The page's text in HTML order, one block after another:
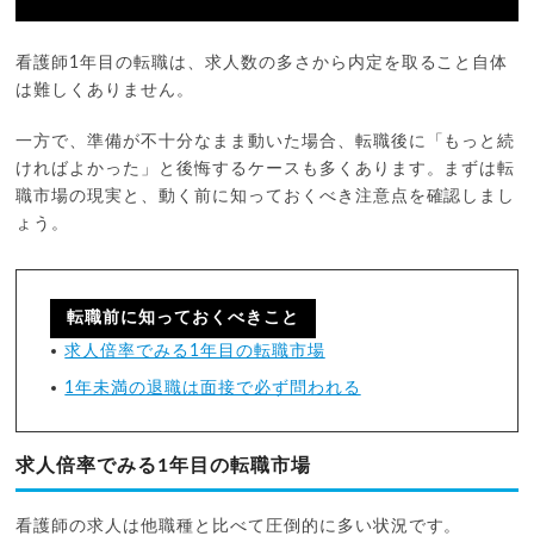
看護師1年目の転職は、求人数の多さから内定を取ること自体
は難しくありません。
一方で、準備が不十分なまま動いた場合、転職後に「もっと続
ければよかった」と後悔するケースも多くあります。まずは転
職市場の現実と、動く前に知っておくべき注意点を確認しまし
ょう。
転職前に知っておくべきこと
求人倍率でみる1年目の転職市場
1年未満の退職は面接で必ず問われる
求人倍率でみる1年目の転職市場
看護師の求人は他職種と比べて圧倒的に多い状況です。